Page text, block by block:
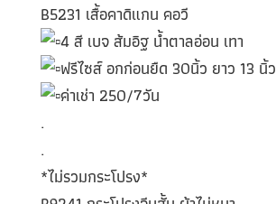
B5231 เสื้อคาดิแกน คอวี
4 สี เบจ ส้มอิฐ น้ำตาลอ่อน เทา
ฟรีไซส์ อกก่อนยืด 30นิ้ว ยาว 13 นิ้ว
ค่าเช่า 250/7วัน
.
.
*ไม่รวมกระโปรง*